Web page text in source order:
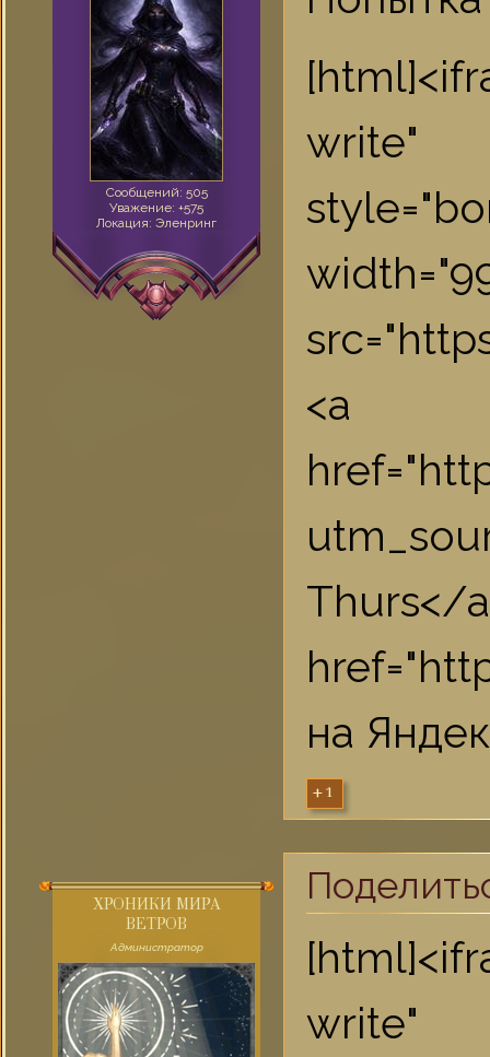
Сообщений: 505
Уважение: +575
Локация: Эленринг
write"
<a
на
+1
ХРОНИКИ МИРА
ВЕТРОВ
Администратор
write"